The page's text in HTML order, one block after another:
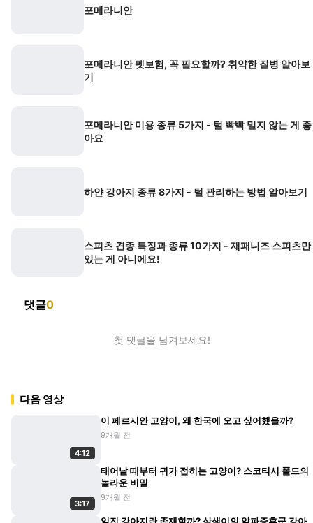
포메라니안
포메라니안 펫보험, 꼭 필요할까? 취약한 질병 알아보
기
포메라니안 미용 종류 5가지 - 털 빡빡 밀지 않는 게 좋
아요
하얀 강아지 종류 8가지 - 털 관리하는 방법 알아보기
스피츠 견종 특징과 종류 10가지 - 재패니즈 스피츠만
있는 게 아니에요!
댓글0
첫 댓글을 남겨보세요!
다음 영상
4:12
이 페르시안 고양이, 왜 한국에 오고 싶어했을까?
9개월 전
3:17
태어날 때부터 귀가 접히는 고양이? 스코티시 폴드의
놀라운 비밀
9개월 전